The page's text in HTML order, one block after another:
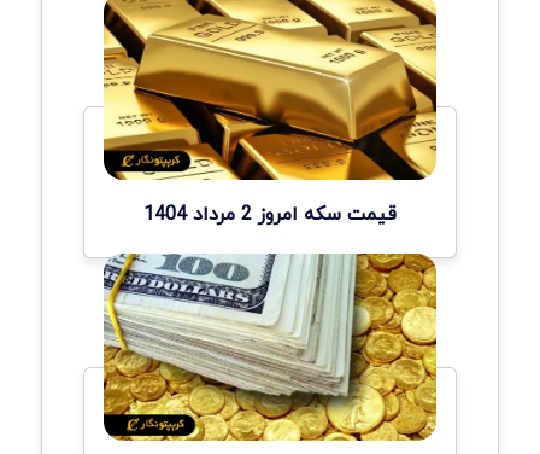
قیمت سکه امروز 2 مرداد 1404